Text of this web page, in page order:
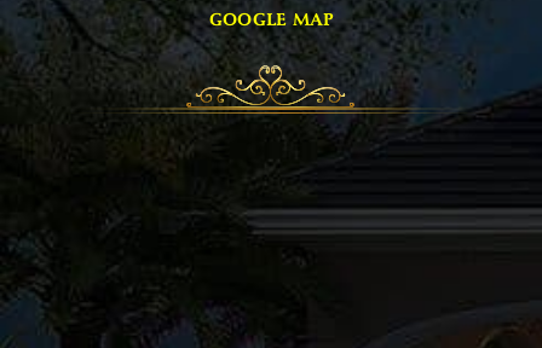
GOOGLE MAP